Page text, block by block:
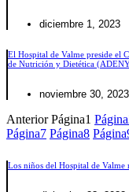
diciembre 1, 2023
El Hospital de Valme preside el
de Nutrición y Dietética
noviembre 30, 2023
Anterior Página1 Página
Página7 Página8 Página
Los niños del Hospital de Valme